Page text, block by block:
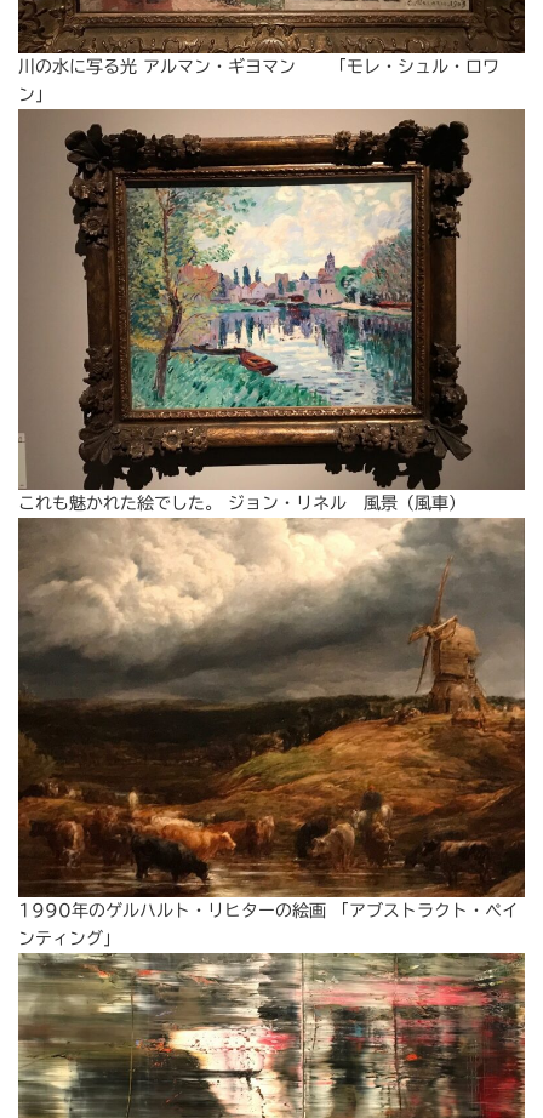
川の水に写る光 アルマン・ギヨマン 「モレ・シュル・ロワ
ン」
これも魅かれた絵でした。 ジョン・リネル 風景（風車）
1990年のゲルハルト・リヒターの絵画 「アブストラクト・ペイ
ンティング」